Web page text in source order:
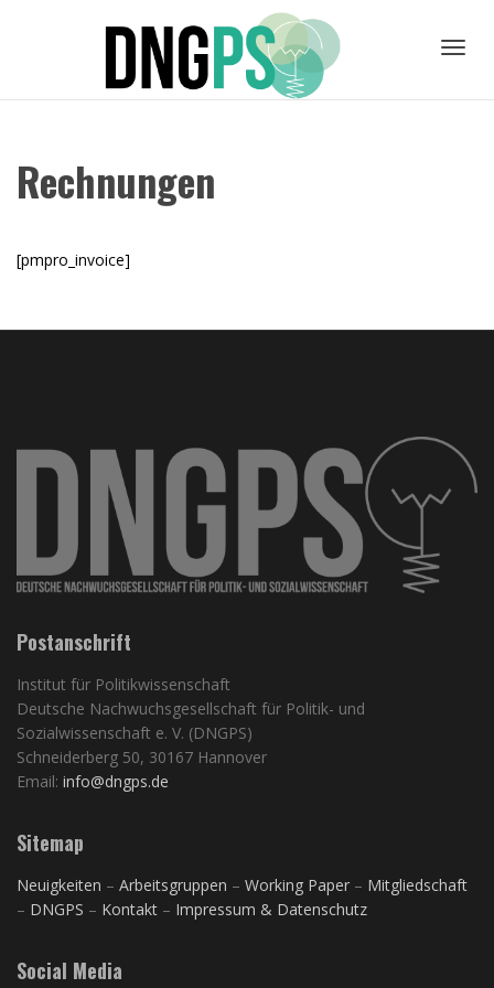
Rechnungen
[pmpro_invoice]
Postanschrift
Institut für Politikwissenschaft
Deutsche Nachwuchsgesellschaft für Politik- und
Sozialwissenschaft e. V. (DNGPS)
Schneiderberg 50, 30167 Hannover
Email: info@dngps.de
Sitemap
Neuigkeiten – Arbeitsgruppen – Working Paper – Mitgliedschaft
– DNGPS – Kontakt – Impressum & Datenschutz
Social Media